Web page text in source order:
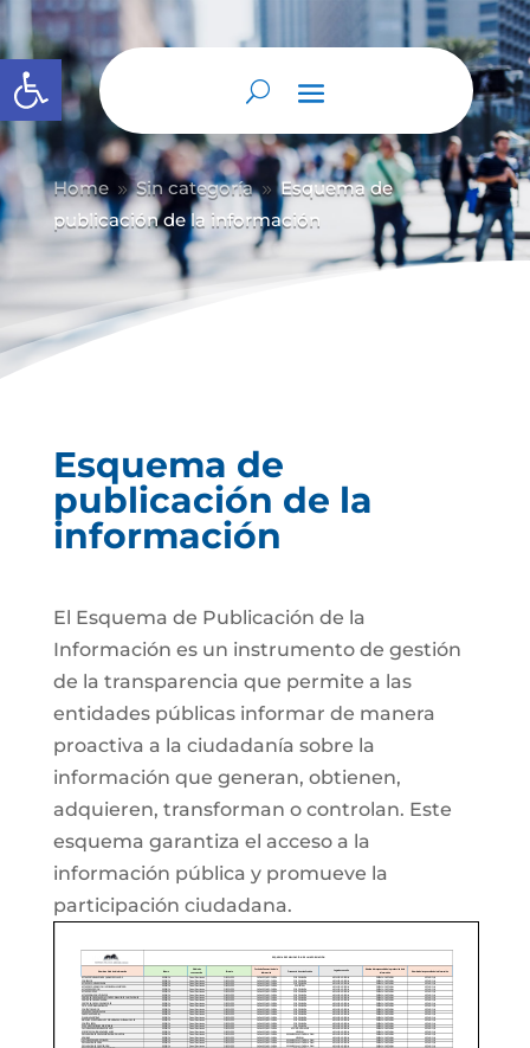
Abrir barra de herramientas
Home 9 Sin categoría 9 Esquema de
publicación de la información
Esquema de
publicación de la
información
El Esquema de Publicación de la
Información es un instrumento de gestión
de la transparencia que permite a las
entidades públicas informar de manera
proactiva a la ciudadanía sobre la
información que generan, obtienen,
adquieren, transforman o controlan. Este
esquema garantiza el acceso a la
información pública y promueve la
participación ciudadana.